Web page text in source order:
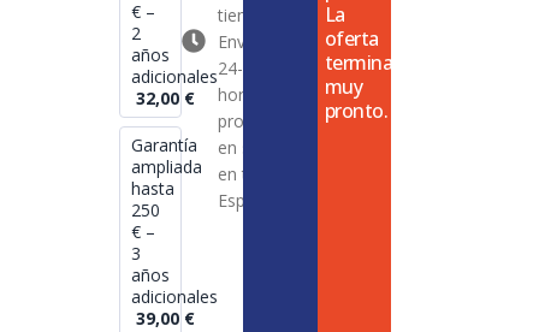
€ –
2
años
adicionales
32,00 €
Garantía
ampliada
hasta
250
€ –
3
años
adicionales
39,00 €
tienda
Envío en
24-72
horas en
productos
en stock
en toda
España
La
oferta
termina
muy
pronto.